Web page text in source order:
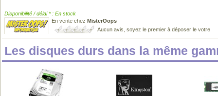
Disponibilité / délai * : En stock
En vente chez MisterOops
Aucun avis, soyez le premier à déposer le votre
Les disques durs dans la même